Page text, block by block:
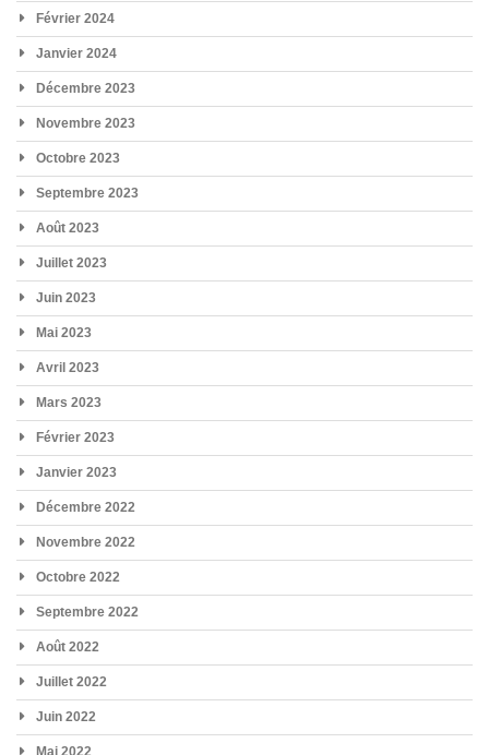
Février 2024
Janvier 2024
Décembre 2023
Novembre 2023
Octobre 2023
Septembre 2023
Août 2023
Juillet 2023
Juin 2023
Mai 2023
Avril 2023
Mars 2023
Février 2023
Janvier 2023
Décembre 2022
Novembre 2022
Octobre 2022
Septembre 2022
Août 2022
Juillet 2022
Juin 2022